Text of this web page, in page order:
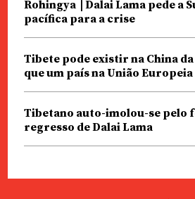
Rohingya | Dalai Lama pede a
pacífica para a crise
Tibete pode existir na China
que um país na União Europeia
Tibetano auto-imolou-se pelo
regresso de Dalai Lama